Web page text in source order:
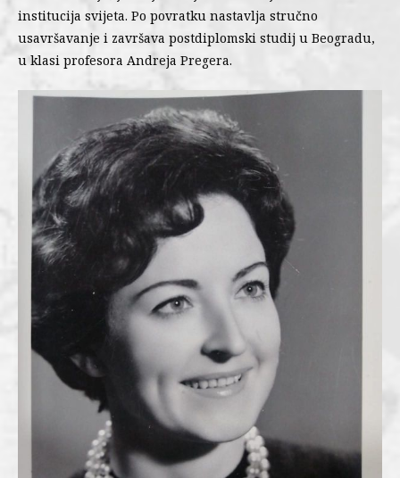
institucija svijeta. Po povratku nastavlja stručno
usavršavanje i završava postdiplomski studij u Beogradu,
u klasi profesora Andreja Pregera.